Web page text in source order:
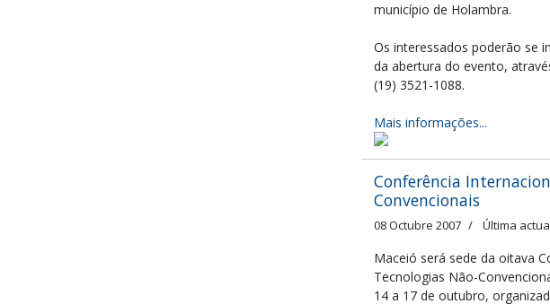
município de Holambra.
Os interessados poderão se
da abertura do evento,
(19) 3521-1088.
Mais informações...
Conferência
Convencionais
08 Octubre 2007 Última
Maceió será sede da oitava
Tecnologias Não-
14 a 17 de outubro,